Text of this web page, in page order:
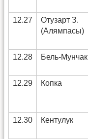
12.27
Отузарт З.
(Алямпасы)
12.28
Бель-Мунчак
12.29
Копка
12.30
Кентулук